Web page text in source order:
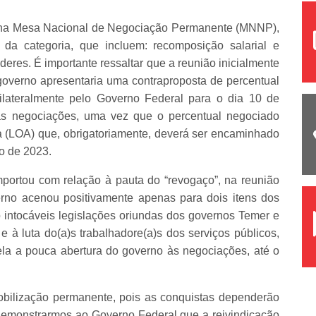
Mesa Nacional de Negociação Permanente (MNNP),
categoria, que incluem: recomposição salarial e
É importante ressaltar que a reunião inicialmente
apresentaria uma contraproposta de percentual
pelo Governo Federal para o dia 10 de
negociações, uma vez que o percentual negociado
que, obrigatoriamente, deverá ser encaminhado
de 2023.
com relação à pauta do “revogaço”, na reunião
acenou positivamente apenas para dois itens dos
legislações oriundas dos governos Temer e
à luta do(a)s trabalhadore(a)s dos serviços públicos,
a pouca abertura do governo às negociações, até o
permanente, pois as conquistas dependerão